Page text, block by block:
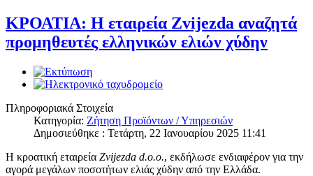
ΚΡΟΑΤΙΑ: Η εταιρεία Zvijezda αναζητά
προμηθευτές ελληνικών ελιών χύδην
Πληροφοριακά Στοιχεία
Κατηγορία: Ζήτηση Προϊόντων / Υπηρεσιών
Δημοσιεύθηκε : Τετάρτη, 22 Ιανουαρίου 2025 11:41
Η κροατική εταιρεία Zvijezda d.o.o., εκδήλωσε ενδιαφέρον για την
αγορά μεγάλων ποσοτήτων ελιάς χύδην από την Ελλάδα.